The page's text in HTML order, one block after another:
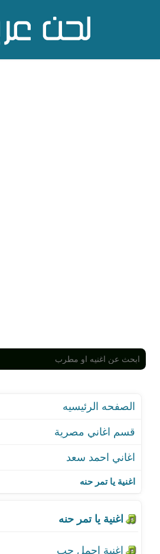
قسم اغاني مصرية
اغنية يا تمر حنه
اغنية يا تمر حنه
اغنية اجمل حب
اغنية قلبي عليك - شيرين